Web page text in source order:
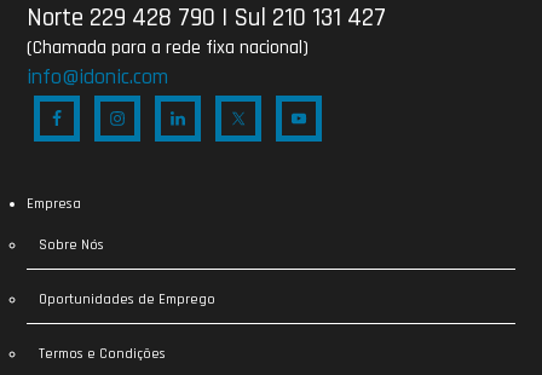
Norte 229 428 790 | Sul 210 131 427
(Chamada para a rede fixa nacional)
info@idonic.com
Empresa
Sobre Nós
Oportunidades de Emprego
Termos e Condições